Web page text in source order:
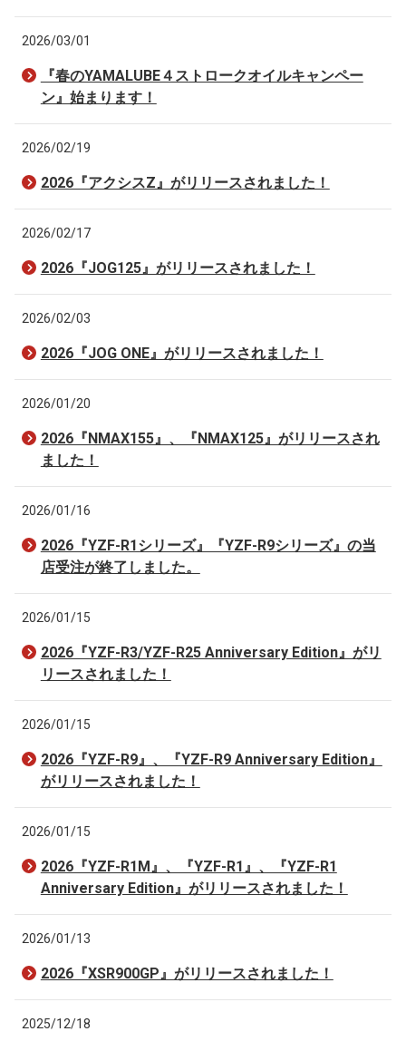
2026/03/01
『春のYAMALUBE４ストロークオイルキャンペー
ン』始まります！
2026/02/19
2026『アクシスZ』がリリースされました！
2026/02/17
2026『JOG125』がリリースされました！
2026/02/03
2026『JOG ONE』がリリースされました！
2026/01/20
2026『NMAX155』、『NMAX125』がリリースされ
ました！
2026/01/16
2026『YZF-R1シリーズ』『YZF-R9シリーズ』の当
店受注が終了しました。
2026/01/15
2026『YZF-R3/YZF-R25 Anniversary Edition』がリ
リースされました！
2026/01/15
2026『YZF-R9』、『YZF-R9 Anniversary Edition』
がリリースされました！
2026/01/15
2026『YZF-R1M』、『YZF-R1』、『YZF-R1
Anniversary Edition』がリリースされました！
2026/01/13
2026『XSR900GP』がリリースされました！
2025/12/18